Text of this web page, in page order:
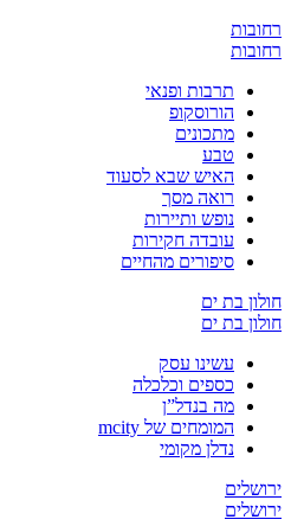
תרבות ופנאי
הורוסקופ
מתכונים
טבע
האיש שבא לסעוד
רואה מסך
נופש ותיירות
עובדה חקירות
סיפורים מהחיים
בת ים
בת ים
עשינו עסק
כספים וכלכלה
מה בנדל”ן
המומחים של mcity
נדלן מקומי